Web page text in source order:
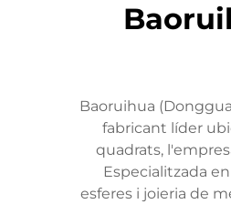
Baoruihua
fabricant líder
quadrats,
Especialitzada
esferes i joieria de